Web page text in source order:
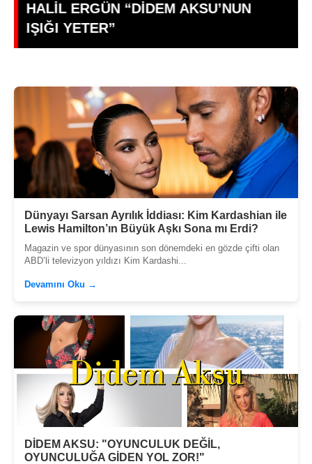
Yitirdi: 35 Yaşındaki Yıldızdan Acı
Haber
Dünyayı Sarsan Ayrılık İddiası: Kim Kardashian ile
Lewis Hamilton’ın Büyük Aşkı Sona mı Erdi?
Magazin ve spor dünyasının son dönemdeki en gözde çifti olan
ABD’li televizyon yıldızı Kim Kardashi...
Devamını Oku →
DİDEM AKSU: "OYUNCULUK DEĞİL,
OYUNCULUĞA GİDEN YOL ZOR!"